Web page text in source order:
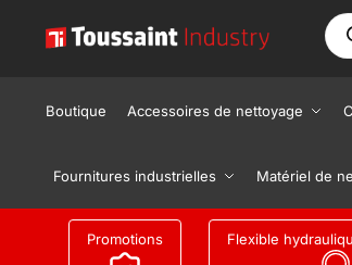
Boutique Accessoires de nettoyage
Fournitures industrielles Matériel de
Promotions Flexible